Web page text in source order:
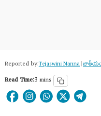
Reported by:Tejaswini Nanna|
Read Time:3 mins